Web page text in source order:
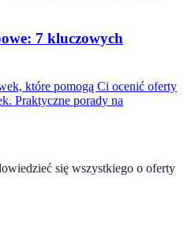
7 kluczowych
które pomogą Ci ocenić oferty
Praktyczne porady na
się wszystkiego o oferty